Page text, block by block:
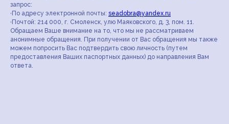
запрос:
·По адресу электронной почты: seadobra@yandex.ru
·Почтой: 214 000, г. Смоленск, улю Маяковского, д. 3, пом. 11.
Обращаем Ваше внимание на то, что мы не рассматриваем
анонимные обращения. При получении от Вас обращения мы также
можем попросить Вас подтвердить свою личность (путем
предоставления Ваших паспортных данных) до направления Вам
ответа.